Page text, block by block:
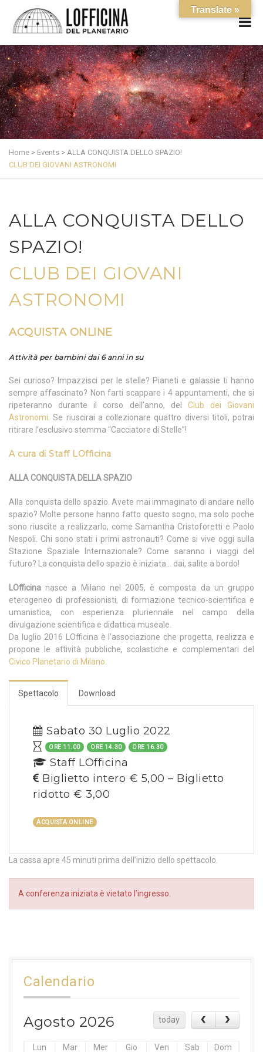
Home > Events > ALLA CONQUISTA DELLO SPAZIO!
CLUB DEI GIOVANI ASTRONOMI
ALLA CONQUISTA DELLO
SPAZIO!
CLUB DEI GIOVANI
ASTRONOMI
ACQUISTA ONLINE
Attività per bambini dai 6 anni in su
Sei curioso? Impazzisci per le stelle? Pianeti e galassie ti hanno
sempre affascinato? Non farti scappare i 4 appuntamenti, che si
ripeteranno durante il corso dell’anno, del Club dei Giovani
Astronomi . Se riuscirai a collezionare quattro diversi titoli, potrai
ritirare l’esclusivo stemma “Cacciatore di Stelle”!
A cura di Staff LOfficina
ALLA CONQUISTA DELLA SPAZIO
Alla conquista dello spazio. Avete mai immaginato di andare nello
spazio? Molte persone hanno fatto questo sogno, ma solo poche
sono riuscite a realizzarlo, come Samantha Cristoforetti e Paolo
Nespoli. Chi sono stati i primi astronauti? Come si vive oggi sulla
Stazione Spaziale Internazionale? Come saranno i viaggi del
futuro? La conquista dello spazio è iniziata… dai, salite a bordo!
LOfficina nasce a Milano nel 2005, è composta da un gruppo
eterogeneo di professionisti, di formazione tecnico-scientifica e
umanistica, con esperienza pluriennale nel campo della
divulgazione scientifica e didattica museale.
Da luglio 2016 LOfficina è l’associazione che progetta, realizza e
propone le attività pubbliche, scolastiche e complementari del
Civico Planetario di Milano.
Spettacolo Download
Sabato 30 Luglio 2022
ORE 11.00 ORE 14.30 ORE 16.30
Staff LOfficina
Biglietto intero € 5,00 – Biglietto
ridotto € 3,00
ACQUISTA ONLINE
La cassa apre 45 minuti prima dell’inizio dello spettacolo.
A conferenza iniziata è vietato l’ingresso.
Calendario
Agosto 2026 today
Lun Mar Mer Gio Ven Sab Dom
Translate »